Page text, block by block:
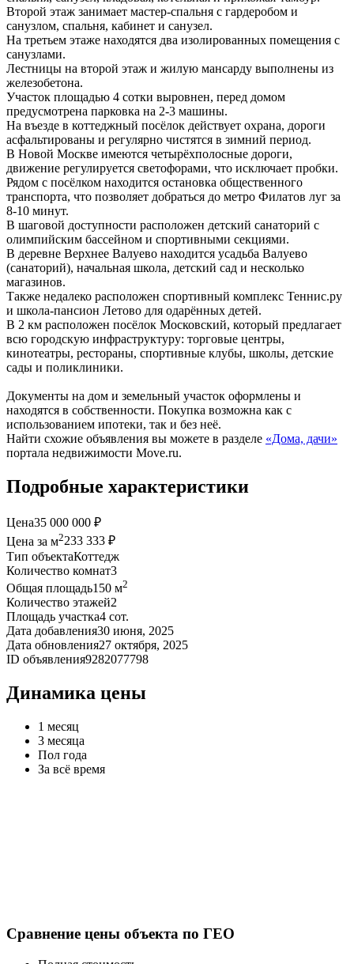
Второй этаж занимает мастер-спальня с гардеробом и
санузлом, спальня, кабинет и санузел.
На третьем этаже находятся два изолированных помещения с
санузлами.
Лестницы на второй этаж и жилую мансарду выполнены из
железобетона.
Участок площадью 4 сотки выровнен, перед домом
предусмотрена парковка на 2-3 машины.
На въезде в коттеджный посёлок действует охрана, дороги
асфальтированы и регулярно чистятся в зимний период.
В Новой Москве имеются четырёхполосные дороги,
движение регулируется светофорами, что исключает пробки.
Рядом с посёлком находится остановка общественного
транспорта, что позволяет добраться до метро Филатов луг за
8-10 минут.
В шаговой доступности расположен детский санаторий с
олимпийским бассейном и спортивными секциями.
В деревне Верхнее Валуево находится усадьба Валуево
(санаторий), начальная школа, детский сад и несколько
магазинов.
Также недалеко расположен спортивный комплекс Теннис.ру
и школа-пансион Летово для одарённых детей.
В 2 км расположен посёлок Московский, который предлагает
всю городскую инфраструктуру: торговые центры,
кинотеатры, рестораны, спортивные клубы, школы, детские
сады и поликлиники.
Документы на дом и земельный участок оформлены и
находятся в собственности. Покупка возможна как с
использованием ипотеки, так и без неё.
Найти схожие объявления вы можете в разделе «Дома, дачи»
портала недвижимости Move.ru.
Подробные характеристики
Цена35 000 000 ₽
Цена за м2233 333 ₽
Тип объектаКоттедж
Количество комнат3
Общая площадь150 м2
Количество этажей2
Площадь участка4 сот.
Дата добавления30 июня, 2025
Дата обновления27 октября, 2025
ID объявления9282077798
Динамика цены
1 месяц
3 месяца
Пол года
За всё время
Сравнение цены объекта по ГЕО